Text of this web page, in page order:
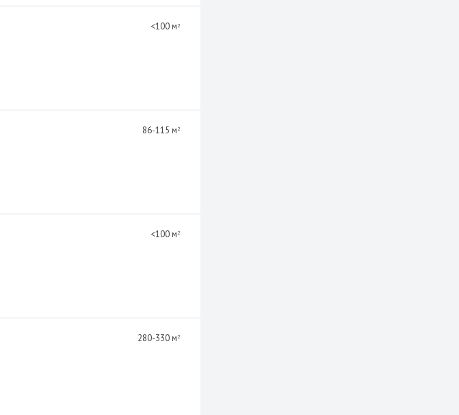
<100 м 2
86-115 м 2
<100 м 2
280-330 м 2